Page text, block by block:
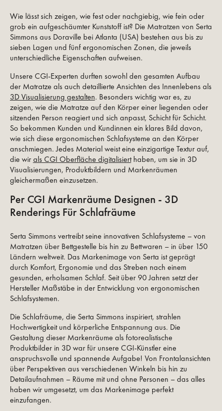
Wie lässt sich zeigen, wie fest oder nachgiebig, wie fein oder
grob ein aufgeschäumter Kunststoff ist? Die Matratzen von Serta
Simmons aus Doraville bei Atlanta (USA) bestehen aus bis zu
sieben Lagen und fünf ergonomischen Zonen, die jeweils
unterschiedliche Eigenschaften aufweisen.
Unsere CGI-Experten durften sowohl den gesamten Aufbau
der Matratze als auch detaillierte Ansichten des Innenlebens als
3D Visualisierung gestalten. Besonders wichtig war es, zu
zeigen, wie die Matratze auf den Körper einer liegenden oder
sitzenden Person reagiert und sich anpasst, Schicht für Schicht.
So bekommen Kunden und Kundinnen ein klares Bild davon,
wie sich diese ergonomischen Schlafsysteme an den Körper
anschmiegen. Jedes Material weist eine einzigartige Textur auf,
die wirals CGI Oberfläche digitalisierthaben, um sie in 3D
Visualisierungen, Produktbildern und Markenräumen
gleichermaßen einzusetzen.
Per CGI Markenräume Designen - 3D
Renderings Für Schlafräume
Serta Simmons vertreibt seine innovativen Schlafsysteme – von
Matratzen über Bettgestelle bis hin zu Bettwaren – in über 150
Ländern weltweit. Das Markenimage von Serta ist geprägt
durch Komfort, Ergonomie und das Streben nach einem
gesunden, erholsamen Schlaf. Seit über 90 Jahren setzt der
Hersteller Maßstäbe in der Entwicklung von ergonomischen
Schlafsystemen.
Die Schlafräume, die Serta Simmons inspiriert, strahlen
Hochwertigkeit und körperliche Entspannung aus. Die
Gestaltung dieser Markenräume als fotorealistische
Produktbilder in 3D war für unsere CGI-Künstler eine
anspruchsvolle und spannende Aufgabe! Von Frontalansichten
über Perspektiven aus verschiedenen Winkeln bis hin zu
Detailaufnahmen – Räume mit und ohne Personen – das alles
haben wir umgesetzt, um das Markenimage perfekt
einzufangen.